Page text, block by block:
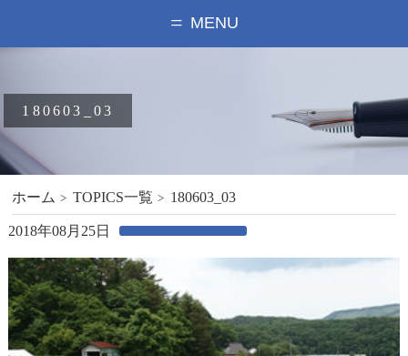
MENU
180603_03
ホーム TOPICS一覧 180603_03
2018年08月25日